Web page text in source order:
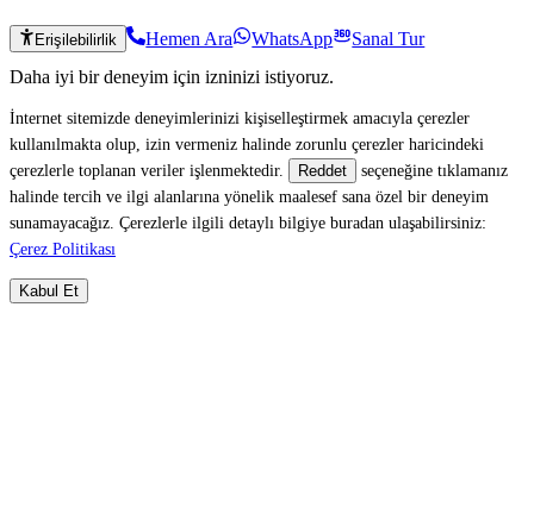
Erişilebilirlik Hemen Ara WhatsApp
Sanal Tur
Daha iyi bir deneyim için izninizi istiyoruz.
İnternet sitemizde deneyimlerinizi kişiselleştirmek amacıyla çerezler
kullanılmakta olup, izin vermeniz halinde zorunlu çerezler haricindeki
çerezlerle toplanan veriler işlenmektedir.
Reddet
seçeneğine tıklamanız
halinde tercih ve ilgi alanlarına yönelik maalesef sana özel bir deneyim
sunamayacağız. Çerezlerle ilgili detaylı bilgiye buradan ulaşabilirsiniz:
Çerez Politikası
Kabul Et